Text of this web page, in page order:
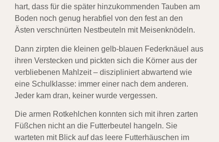
hart, dass für die später hinzukommenden Tauben am
Boden noch genug herabfiel von den fest an den
Ästen verschnürten Nestbeuteln mit Meisenknödeln.
Dann zirpten die kleinen gelb-blauen Federknäuel aus
ihren Verstecken und pickten sich die Körner aus der
verbliebenen Mahlzeit – diszipliniert abwartend wie
eine Schulklasse: immer einer nach dem anderen.
Jeder kam dran, keiner wurde vergessen.
Die armen Rotkehlchen konnten sich mit ihren zarten
Füßchen nicht an die Futterbeutel hangeln. Sie
warteten mit Blick auf das leere Futterhäuschen im